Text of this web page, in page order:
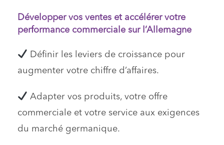
Développer vos ventes et accélérer votre
performance commerciale sur l’Allemagne
Définir les leviers de croissance pour
augmenter votre chiffre d’affaires.
Adapter vos produits, votre offre
commerciale et votre service aux exigences
du marché germanique.